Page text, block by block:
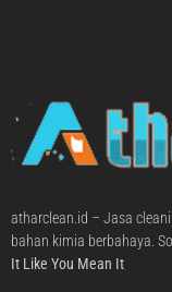
atharclean.id – Jasa
bahan kimia berbahaya.
It Like You Mean It